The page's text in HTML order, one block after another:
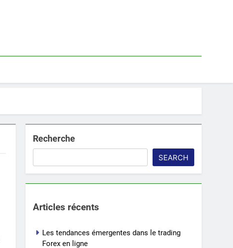
Recherche
SEARCH
Articles récents
Les tendances émergentes dans le trading
Forex en ligne